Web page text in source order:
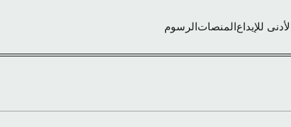
للإيداعالمنصاتالرسوم